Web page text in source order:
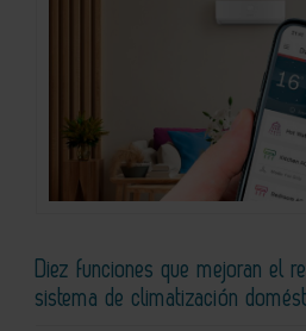
Diez funciones que mejoran el
sistema de climatización